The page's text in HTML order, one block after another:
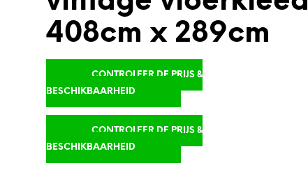
408cm x 289cm
CONTROLEER DE PRIJS &
BESCHIKBAARHEID
CONTROLEER DE PRIJS &
BESCHIKBAARHEID